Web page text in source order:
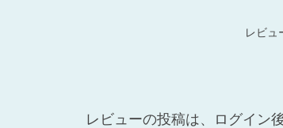
レビュ
レビューの投稿は、ログイン